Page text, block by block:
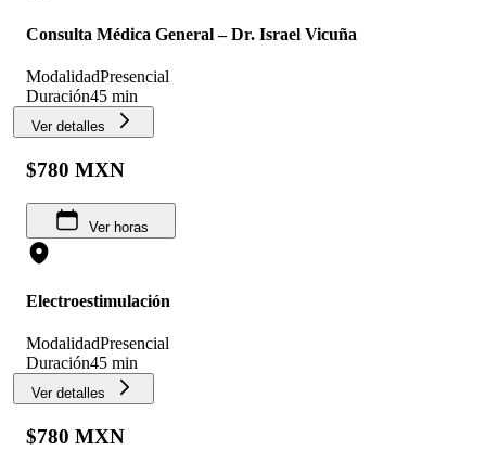
Consulta Médica General – Dr. Israel Vicuña
ModalidadPresencial
Duración45 min
Ver detalles
$780 MXN
Ver horas
Electroestimulación
ModalidadPresencial
Duración45 min
Ver detalles
$780 MXN